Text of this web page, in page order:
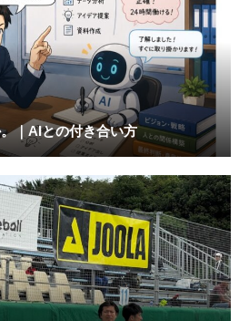
｜AIとの付き合い方